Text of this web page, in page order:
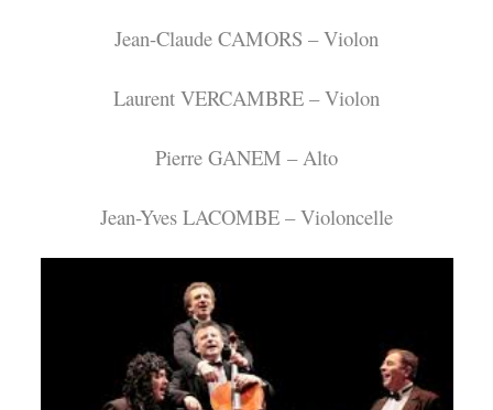
Jean-Claude CAMORS – Violon
Laurent VERCAMBRE – Violon
Pierre GANEM – Alto
Jean-Yves LACOMBE – Violoncelle